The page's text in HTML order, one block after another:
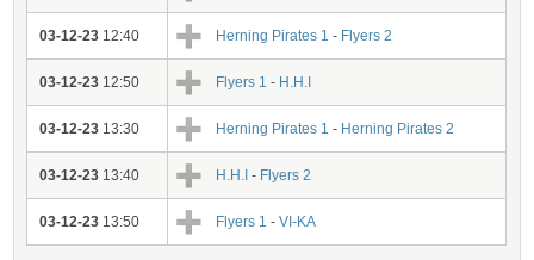
03-12-23 12:40 Herning Pirates 1 - Flyers 2
03-12-23 12:50 Flyers 1 - H.H.I
03-12-23 13:30 Herning Pirates 1 - Herning Pirates 2
03-12-23 13:40 H.H.I - Flyers 2
03-12-23 13:50 Flyers 1 -VI-KA